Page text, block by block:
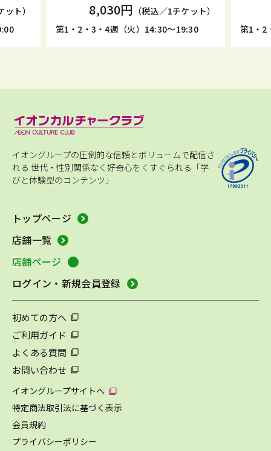
ト）
8,030円 （税込／1チケット）
第1・2・3・4週（火）14:30～19:30
第1・2
イオングループの圧倒的な信頼とボリュームで配信さ
れる 世代・性別関係なく好奇心をくすぐられる「学
びと体験型のコンテンツ」
トップページ
店舗一覧
店舗ページ
ログイン・新規会員登録
初めての方へ
ご利用ガイド
よくある質問
お問い合わせ
イオングループサイトへ
特定商法取引法に基づく表示
会員規約
プライバシーポリシー